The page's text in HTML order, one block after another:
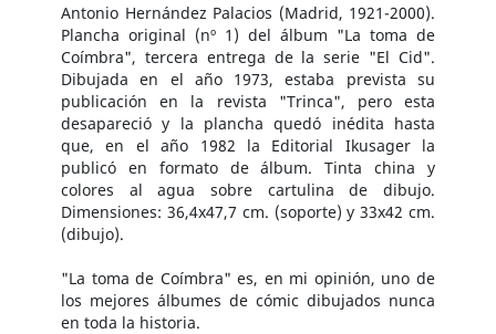
Antonio Hernández Palacios (Madrid, 1921-2000).
Plancha original (nº 1) del álbum "La toma de
Coímbra", tercera entrega de la serie "El Cid".
Dibujada en el año 1973, estaba prevista su
publicación en la revista "Trinca", pero esta
desapareció y la plancha quedó inédita hasta
que, en el año 1982 la Editorial Ikusager la
publicó en formato de álbum. Tinta china y
colores al agua sobre cartulina de dibujo.
Dimensiones: 36,4x47,7 cm. (soporte) y 33x42 cm.
(dibujo).
"La toma de Coímbra" es, en mi opinión, uno de
los mejores álbumes de cómic dibujados nunca
en toda la historia.